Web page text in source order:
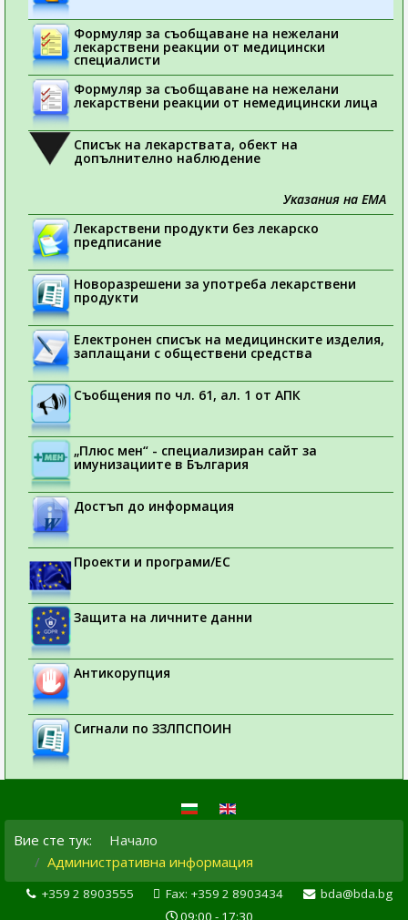
Формуляр за съобщаване на нежелани
лекарствени реакции от медицински
специалисти
Формуляр за съобщаване на нежелани
лекарствени реакции от немедицински лица
Списък на лекарствата, обект на
допълнително наблюдение
Указания на ЕМА
Лекарствени продукти без лекарско
предписание
Новоразрешени за употреба лекарствени
продукти
Електронен списък на медицинските изделия,
заплащани с обществени средства
Съобщения по чл. 61, ал. 1 от АПК
„Плюс мен“ - специализиран сайт за
имунизациите в България
Достъп до информация
Проекти и програми/ЕС
Защита на личните данни
Антикорупция
Сигнали по ЗЗЛПСПОИН
Вие сте тук:
Начало
Административна информация
+359 2 8903555 Fax: +359 2 8903434
bda@bda.bg
09:00 - 17:30